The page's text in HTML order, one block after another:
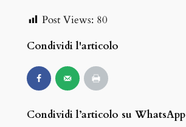
Post Views: 80
Condividi l'articolo
Condividi l’articolo su WhatsApp